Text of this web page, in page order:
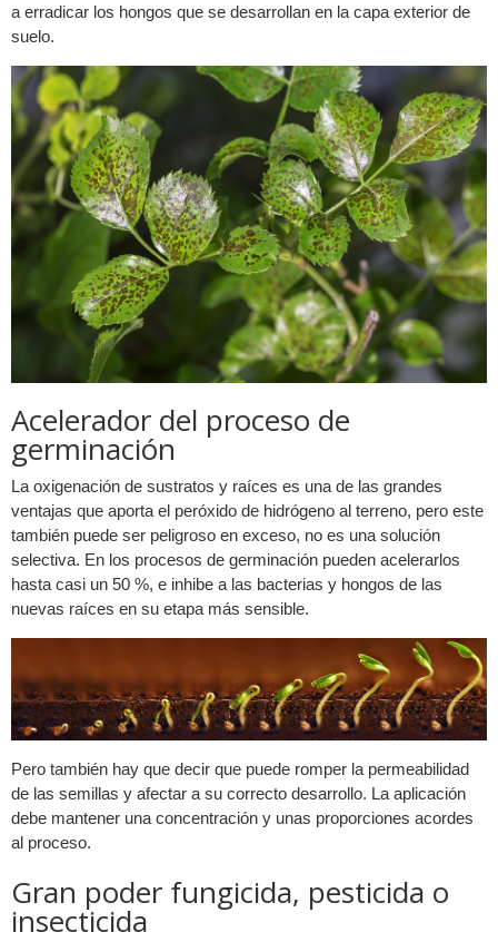
a erradicar los hongos que se desarrollan en la capa exterior de
suelo.
Acelerador del proceso de
germinación
La oxigenación de sustratos y raíces es una de las grandes
ventajas que aporta el peróxido de hidrógeno al terreno, pero este
también puede ser peligroso en exceso, no es una solución
selectiva. En los procesos de germinación pueden acelerarlos
hasta casi un 50 %, e inhibe a las bacterias y hongos de las
nuevas raíces en su etapa más sensible.
Pero también hay que decir que puede romper la permeabilidad
de las semillas y afectar a su correcto desarrollo. La aplicación
debe mantener una concentración y unas proporciones acordes
al proceso.
Gran poder fungicida, pesticida o
insecticida